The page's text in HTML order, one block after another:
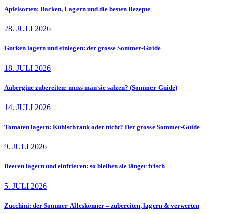
Apfelsorten: Backen, Lagern und die besten Rezepte
28. JULI 2026
Gurken lagern und einlegen: der grosse Sommer-Guide
18. JULI 2026
Aubergine zubereiten: muss man sie salzen? (Sommer-Guide)
14. JULI 2026
Tomaten lagern: Kühlschrank oder nicht? Der grosse Sommer-Guide
9. JULI 2026
Beeren lagern und einfrieren: so bleiben sie länger frisch
5. JULI 2026
Zucchini: der Sommer-Alleskönner – zubereiten, lagern & verwerten